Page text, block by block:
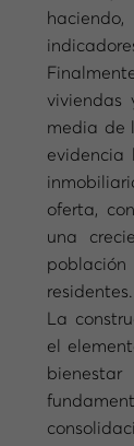
viviendas
media de
evidencia
oferta,
una
residentes.
La
el